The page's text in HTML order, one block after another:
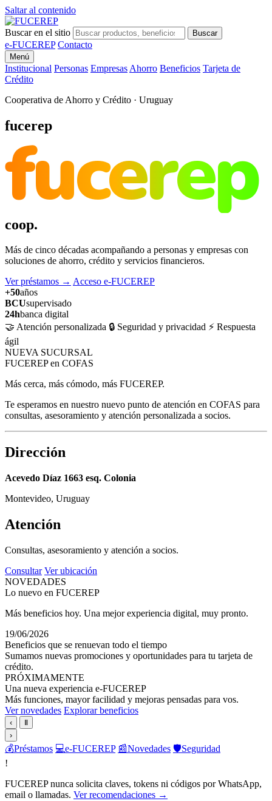
Saltar al contenido
Buscar en el sitio Buscar
e-FUCEREP Contacto
Menú
Institucional Personas Empresas Ahorro Beneficios Tarjeta de
Crédito
Cooperativa de Ahorro y Crédito · Uruguay
fucerep
fucerep
coop.
Más de cinco décadas acompañando a personas y empresas con
soluciones de ahorro, crédito y servicios financieros.
Ver préstamos → Acceso e-FUCEREP
+50años
BCUsupervisado
24hbanca digital
🤝 Atención personalizada 🔒 Seguridad y privacidad ⚡ Respuesta
ágil
NUEVA SUCURSAL
FUCEREP en COFAS
Más cerca, más cómodo, más FUCEREP.
Te esperamos en nuestro nuevo punto de atención en COFAS para
consultas, asesoramiento y atención personalizada a socios.
Dirección
Acevedo Díaz 1663 esq. Colonia
Montevideo, Uruguay
Atención
Consultas, asesoramiento y atención a socios.
Consultar Ver ubicación
NOVEDADES
Lo nuevo en FUCEREP
Más beneficios hoy. Una mejor experiencia digital, muy pronto.
19/06/2026
Beneficios que se renuevan todo el tiempo
Sumamos nuevas promociones y oportunidades para tu tarjeta de
crédito.
PRÓXIMAMENTE
Una nueva experiencia e-FUCEREP
Más funciones, mayor facilidad y mejoras pensadas para vos.
Ver novedades Explorar beneficios
‹
Ⅱ
›
💰Préstamos 💻e-FUCEREP 📰Novedades 🛡️Seguridad
!
FUCEREP nunca solicita claves, tokens ni códigos por WhatsApp,
email o llamadas. Ver recomendaciones →